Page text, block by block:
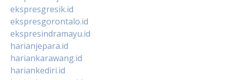
ekspresgresik.id
ekspresgorontalo.id
ekspresindramayu.id
harianjepara.id
hariankarawang.id
hariankediri.id